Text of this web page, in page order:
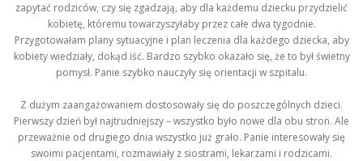
zapytać rodziców, czy się zgadzają, aby dla każdemu dziecku przydzielić
kobietę, któremu towarzyszyłaby przez całe dwa tygodnie.
Przygotowałam plany sytuacyjne i plan leczenia dla każdego dziecka, aby
kobiety wiedziały, dokąd iść. Bardzo szybko okazało się, że to był świetny
pomysł. Panie szybko nauczyły się orientacji w szpitalu.
Z dużym zaangażowaniem dostosowały się do poszczególnych dzieci.
Pierwszy dzień był najtrudniejszy – wszystko było nowe dla obu stron. Ale
przeważnie od drugiego dnia wszystko już grało. Panie interesowały się
swoimi pacjentami, rozmawiały z siostrami, lekarzami i rodzicami.